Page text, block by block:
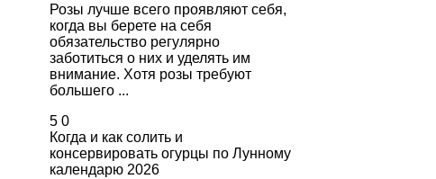
Розы лучше всего проявляют себя,
когда вы берете на себя
обязательство регулярно
заботиться о них и уделять им
внимание. Хотя розы требуют
большего ...
5 0
Когда и как солить и
консервировать огурцы по Лунному
календарю 2026